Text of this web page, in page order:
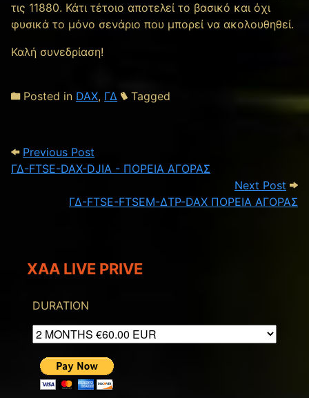
τις 11880. Κάτι τέτοιο αποτελεί το βασικό και όχι
φυσικά το μόνο σενάριο που μπορεί να ακολουθηθεί.
Καλή συνεδρίαση!
Posted in DAX, ΓΔ Tagged
Post navigation
Previous Post
ΓΔ-FTSE-DAX-DJIA - ΠΟΡΕΙΑ ΑΓΟΡΑΣ
Next Post
ΓΔ-FTSE-FTSEM-ΔΤΡ-DAX ΠΟΡΕΙΑ ΑΓΟΡΑΣ
XAA LIVE PRIVE
DURATION